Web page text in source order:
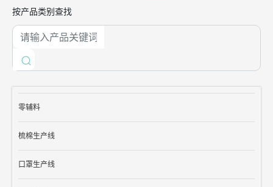
按产品类别查找
零辅料
梳棉生产线
口罩生产线